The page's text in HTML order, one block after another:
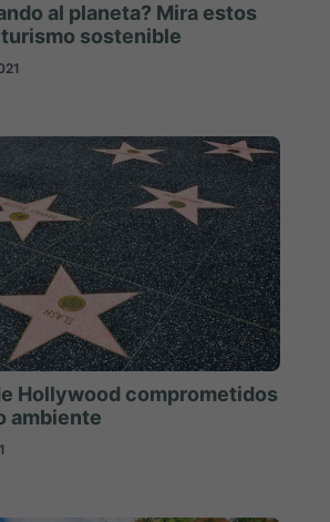
al planeta? Mira estos
sostenible
Hollywood comprometidos
ambiente